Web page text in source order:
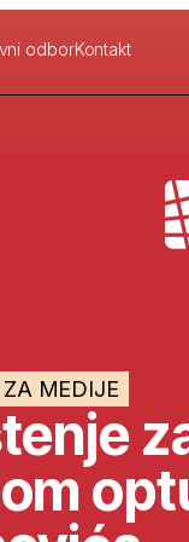
odborKontakt
MEDIJE